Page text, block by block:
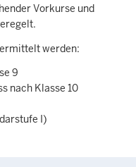
Vorkurse und
werden:
9
nach Klasse 10
I)